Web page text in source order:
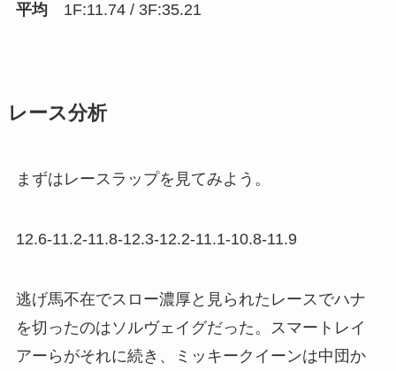
平均 1F:11.74 / 3F:35.21
レース分析
まずはレースラップを見てみよう。
12.6-11.2-11.8-12.3-12.2-11.1-10.8-11.9
逃げ馬不在でスロー濃厚と見られたレースでハナ
を切ったのはソルヴェイグだった。スマートレイ
アーらがそれに続き、ミッキークイーンは中団か